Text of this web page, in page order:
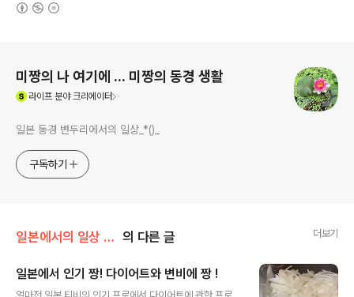
미짱의 나 여기에 ... 미짱의 동경 생활
라이프 분야 크리에이터
일본 동경 변두리에서의 일상_*()_
구독하기
일본에서의 일상 /일본은.. 의 다른 글 더보기
일본에서 인기 짱! 다이어트와 변비에 짱 !